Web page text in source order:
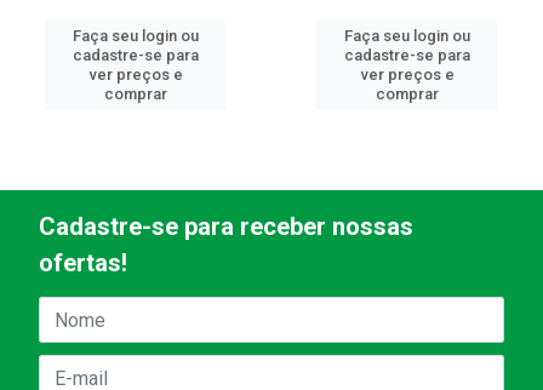
Faça seu login ou
cadastre-se para
ver preços e
comprar
Faça seu login ou
cadastre-se para
ver preços e
comprar
Cadastre-se para receber nossas
ofertas!